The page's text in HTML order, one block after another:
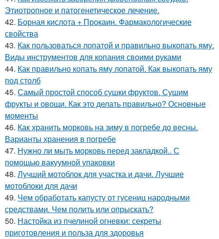
Этиотропное и патогенетическое лечение.
42. Борная кислота + Прокаин. Фармакологические
свойства
43. Как пользоваться лопатой и правильно выкопать яму.
Виды инструментов для копания своими руками
44. Как правильно копать яму лопатой. Как выкопать яму
под столб
45. Самый простой способ сушки фруктов. Сушим
фрукты и овощи. Как это делать правильно? Основные
моменты
46. Как хранить морковь на зиму в погребе до весны.
Варианты хранения в погребе
47. Нужно ли мыть морковь перед закладкой.. С
помощью вакуумной упаковки
48. Лучший мотоблок для участка и дачи. Лучшие
мотоблоки для дачи
49. Чем обработать капусту от гусениц народными
средствами. Чем полить или опрыскать?
50. Настойка из пчелиной огневки: секреты
приготовления и польза для здоровья